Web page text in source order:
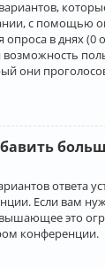
с помощью
в днях (0
они
ответа
Если вам
это
конференции.